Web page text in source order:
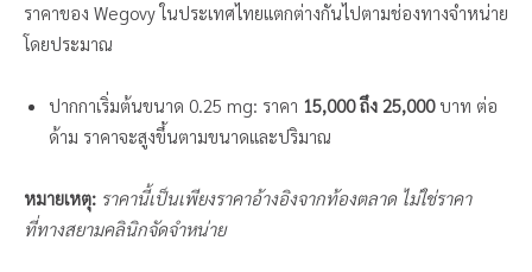
ราคาของ Wegovy ในประเทศไทยแตกต่างกันไปตามช่องทางจำหน่าย
โดยประมาณ
ปากกาเริ่มต้นขนาด 0.25 mg: ราคา 15,000 ถึง 25,000บาท ต่อ
ด้าม ราคาจะสูงขึ้นตามขนาดและปริมาณ
หมายเหตุ: ราคานี้เป็นเพียงราคาอ้างอิงจากท้องตลาด ไม่ใช่ราคา
ที่ทางสยามคลินิกจัดจำหน่าย